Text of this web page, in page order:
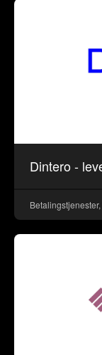
Dintero -